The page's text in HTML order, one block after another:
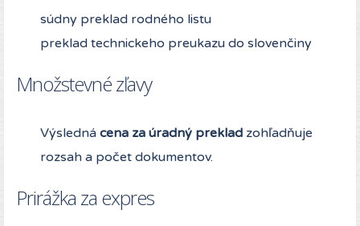
súdny preklad rodného listu
preklad technickeho preukazu do slovenčiny
Množstevné zľavy
Výsledná cena za úradný preklad zohľadňuje
rozsah a počet dokumentov.
Prirážka za expres